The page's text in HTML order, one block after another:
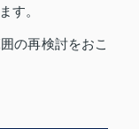
す。
の再検討をおこ